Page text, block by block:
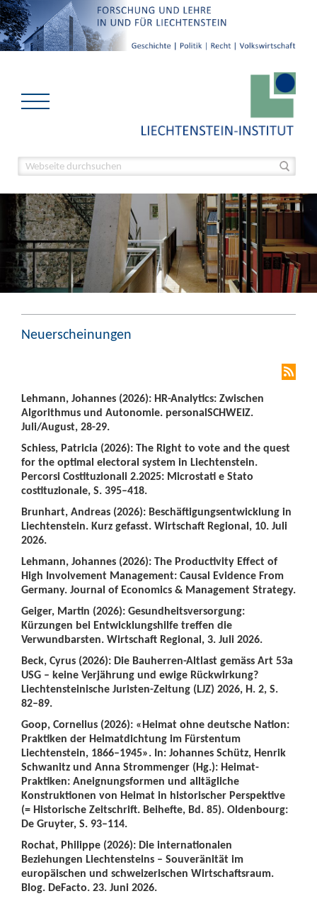
Neuerscheinungen
Lehmann, Johannes (2026): HR-Analytics: Zwischen
Algorithmus und Autonomie. personalSCHWEIZ.
Juli/August, 28-29.
Schiess, Patricia (2026): The Right to vote and the quest
for the optimal electoral system in Liechtenstein.
Percorsi Costituzionali 2.2025: Microstati e Stato
costituzionale, S. 395–418.
Brunhart, Andreas (2026): Beschäftigungsentwicklung in
Liechtenstein. Kurz gefasst. Wirtschaft Regional, 10. Juli
2026.
Lehmann, Johannes (2026): The Productivity Effect of
High Involvement Management: Causal Evidence From
Germany. Journal of Economics & Management Strategy.
Geiger, Martin (2026): Gesundheitsversorgung:
Kürzungen bei Entwicklungshilfe treffen die
Verwundbarsten. Wirtschaft Regional, 3. Juli 2026.
Beck, Cyrus (2026): Die Bauherren-Altlast gemäss Art 53a
USG – keine Verjährung und ewige Rückwirkung?
Liechtensteinische Juristen-Zeitung (LJZ) 2026, H. 2, S.
82–89.
Goop, Cornelius (2026): «Heimat ohne deutsche Nation:
Praktiken der Heimatdichtung im Fürstentum
Liechtenstein, 1866–1945». In: Johannes Schütz, Henrik
Schwanitz und Anna Strommenger (Hg.): Heimat-
Praktiken: Aneignungsformen und alltägliche
Konstruktionen von Heimat in historischer Perspektive
(= Historische Zeitschrift. Beihefte, Bd. 85). Oldenbourg:
De Gruyter, S. 93–114.
Rochat, Philippe (2026): Die internationalen
Beziehungen Liechtensteins – Souveränität im
europäischen und schweizerischen Wirtschaftsraum.
Blog. DeFacto. 23. Juni 2026.